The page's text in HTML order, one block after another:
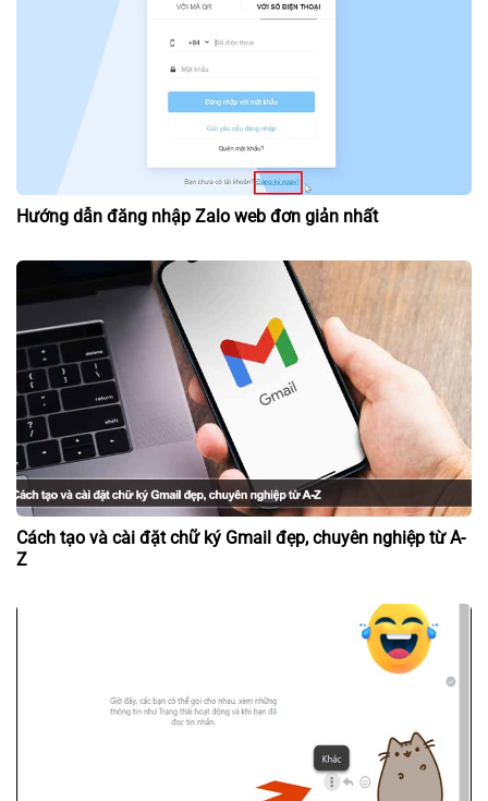
Hướng dẫn đăng nhập Zalo web đơn giản nhất
Cách tạo và cài đặt chữ ký Gmail đẹp, chuyên nghiệp từ A-
Z